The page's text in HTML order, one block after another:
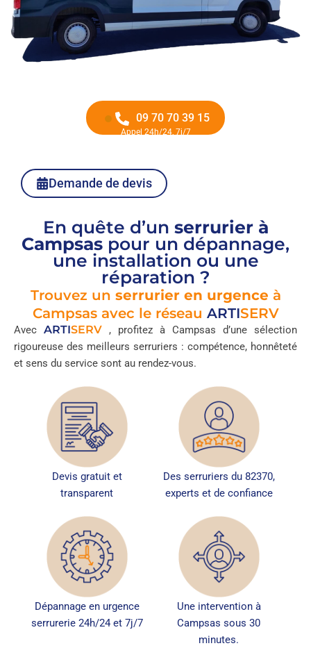
09 70 70 39 15
Appel 24h/24, 7j/7
Demande de devis
En quête d’un serrurier à
Campsas pour un dépannage,
une installation ou une
réparation ?
Trouvez un serrurier en urgence à
Campsas avec le réseau ARTISERV
Avec ARTISERV , profitez à Campsas d’une sélection
rigoureuse des meilleurs serruriers : compétence, honnêteté
et sens du service sont au rendez-vous.
Devis gratuit et
transparent
Des serruriers du 82370,
experts et de confiance
Dépannage en urgence
serrurerie 24h/24 et 7j/7
Une intervention à
Campsas sous 30
minutes.